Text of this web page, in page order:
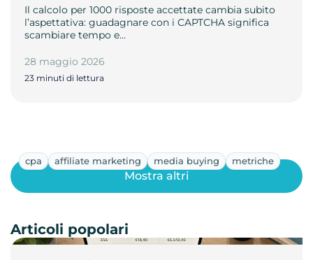
Il calcolo per 1000 risposte accettate cambia subito
l’aspettativa: guadagnare con i CAPTCHA significa
scambiare tempo e…
28 maggio 2026
23 minuti di lettura
cpa affiliate marketing media buying metriche
Mostra altri
Articoli popolari